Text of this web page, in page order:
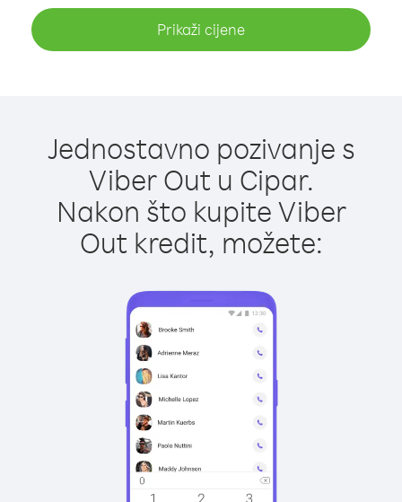
Prikaži cijene
Jednostavno pozivanje s
Viber Out u Cipar.
Nakon što kupite Viber
Out kredit, možete: